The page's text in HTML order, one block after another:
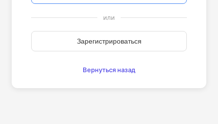
или
Зарегистрироваться
Вернуться назад